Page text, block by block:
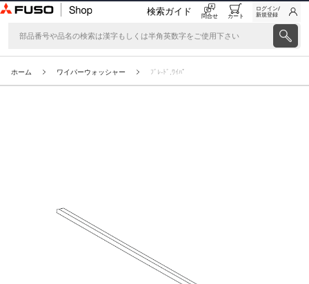
検索ガイド 問合せ カート
ログイン/
新規登録
ホーム ワイパーウォッシャー ﾌﾞﾚ-ﾄﾞ,ﾜｲﾊﾟ